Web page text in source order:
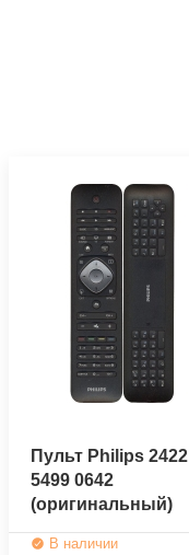
Пульт Philips 2422
5499 0642
(оригинальный)
В наличии